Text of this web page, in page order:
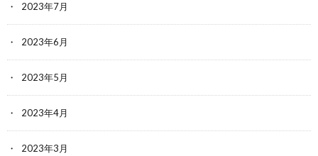
2023年7月
2023年6月
2023年5月
2023年4月
2023年3月